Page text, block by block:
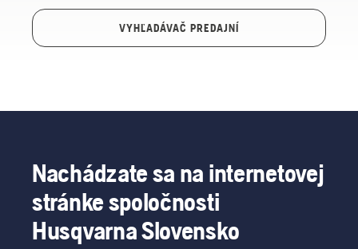
VYHĽADÁVAČ PREDAJNÍ
Nachádzate sa na internetovej
stránke spoločnosti
Husqvarna Slovensko